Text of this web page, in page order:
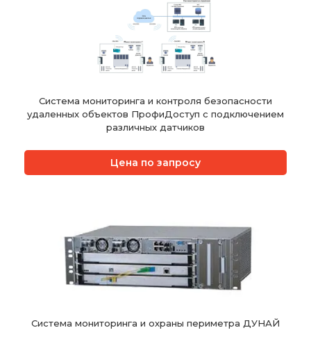
Система мониторинга и контроля безопасности
удаленных объектов ПрофиДоступ с подключением
различных датчиков
Цена по запросу
Система мониторинга и охраны периметра ДУНАЙ